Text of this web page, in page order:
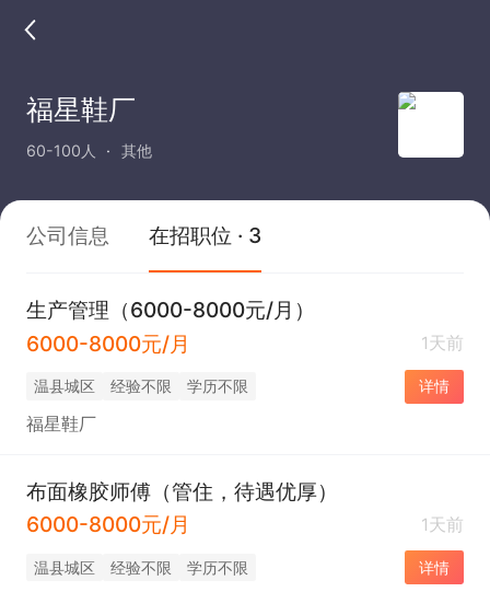
福星鞋厂
60-100人 其他
公司信息 在招职位 · 3
生产管理（6000-8000元/月）
6000-8000元/月
1天前
温县城区 经验不限 学历不限 详情
福星鞋厂
布面橡胶师傅（管住，待遇优厚）
6000-8000元/月
1天前
温县城区 经验不限 学历不限 详情